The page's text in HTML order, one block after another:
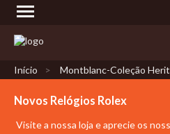
Início Montblanc-Coleção
Novos Relógios Rolex
Visite a nossa loja e aprecie os